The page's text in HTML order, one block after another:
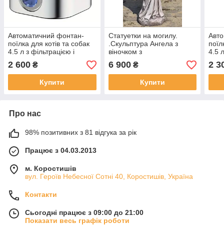
Автоматичний фонтан-
поїлка для котів та собак
4.5 л з фільтрацією і
сенсором руху
2 600 ₴
Купити
Статуетки на могилу.
.Скульптура Ангела з
віночком з
атмосферостійкого
вібробетону 80 см
6 900₴
Купити
4.5
2
Про нас
98% позитивних з 81 відгука за рік
Працює з 04.03.2013
м. Коростишів
вул. Героїв Небесної Сотні 40, Коростишів, Україна
Контакти
Сьогодні працює з 09:00 до 21:00
Показати весь графік роботи